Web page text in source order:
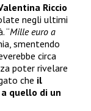
Riccio
negli ultimi
“Mille euro a
smentendo
circa
poter rivelare
che il
quello di un